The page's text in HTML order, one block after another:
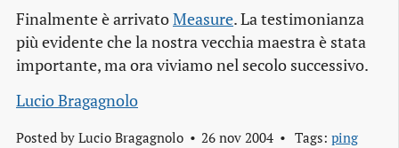
Finalmente è arrivatoMeasure. La testimonianza
più evidente che la nostra vecchia maestra è stata
importante, ma ora viviamo nel secolo successivo.
Lucio Bragagnolo
Posted by Lucio Bragagnolo 26 nov 2004 Tags: ping